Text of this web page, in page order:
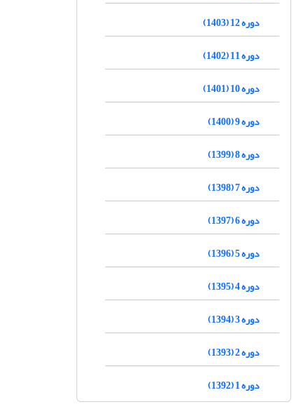
دوره 12 (1403)
دوره 11 (1402)
دوره 10 (1401)
دوره 9 (1400)
دوره 8 (1399)
دوره 7 (1398)
دوره 6 (1397)
دوره 5 (1396)
دوره 4 (1395)
دوره 3 (1394)
دوره 2 (1393)
دوره 1 (1392)